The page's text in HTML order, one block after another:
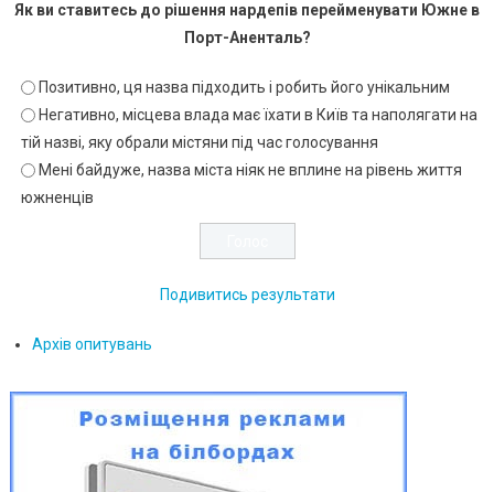
Як ви ставитесь до рішення нардепів перейменувати Южне в
Порт-Аненталь?
Позитивно, ця назва підходить і робить його унікальним
Негативно, місцева влада має їхати в Київ та наполягати на
тій назві, яку обрали містяни під час голосування
Мені байдуже, назва міста ніяк не вплине на рівень життя
южненців
Подивитись результати
Архів опитувань